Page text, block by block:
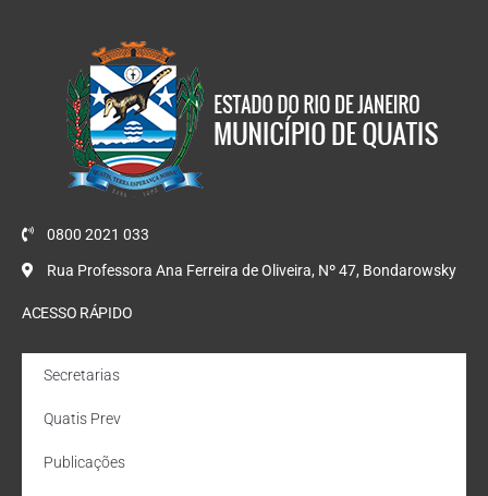
0800 2021 033
Rua Professora Ana Ferreira de Oliveira, Nº 47, Bondarowsky
ACESSO RÁPIDO
Secretarias
Quatis Prev
Publicações